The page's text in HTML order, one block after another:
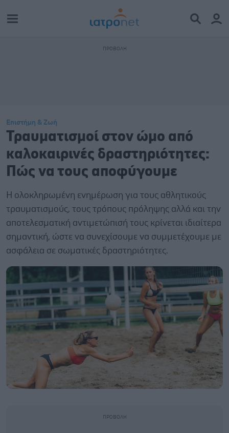
Επιστήμη & Ζωή
Τραυματισμοί στον ώμο από
καλοκαιρινές δραστηριότητες:
Πώς να τους αποφύγουμε
Η ολοκληρωμένη ενημέρωση για τους αθλητικούς
τραυματισμούς, τους τρόπους πρόληψης αλλά και την
αποτελεσματική αντιμετώπισή τους κρίνεται ιδιαίτερα
σημαντική, ώστε να συνεχίσουμε να συμμετέχουμε με
ασφάλεια σε σωματικές δραστηριότητες.